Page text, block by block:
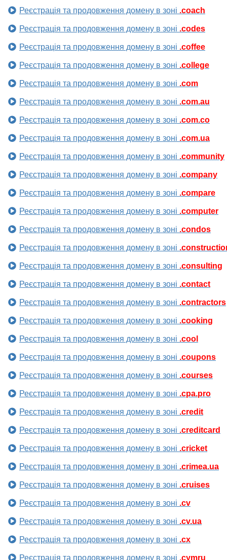
Реєстрація та продовження домену в зоні .coach
Реєстрація та продовження домену в зоні .codes
Реєстрація та продовження домену в зоні .coffee
Реєстрація та продовження домену в зоні .college
Реєстрація та продовження домену в зоні .com
Реєстрація та продовження домену в зоні .com.au
Реєстрація та продовження домену в зоні .com.co
Реєстрація та продовження домену в зоні .com.ua
Реєстрація та продовження домену в зоні .community
Реєстрація та продовження домену в зоні .company
Реєстрація та продовження домену в зоні .compare
Реєстрація та продовження домену в зоні .computer
Реєстрація та продовження домену в зоні .condos
Реєстрація та продовження домену в зоні
Реєстрація та продовження домену в зоні .consulting
Реєстрація та продовження домену в зоні .contact
Реєстрація та продовження домену в зоні .contractors
Реєстрація та продовження домену в зоні .cooking
Реєстрація та продовження домену в зоні .cool
Реєстрація та продовження домену в зоні .coupons
Реєстрація та продовження домену в зоні .courses
Реєстрація та продовження домену в зоні .cpa.pro
Реєстрація та продовження домену в зоні .credit
Реєстрація та продовження домену в зоні .creditcard
Реєстрація та продовження домену в зоні .cricket
Реєстрація та продовження домену в зоні .crimea.ua
Реєстрація та продовження домену в зоні .cruises
Реєстрація та продовження домену в зоні .cv
Реєстрація та продовження домену в зоні .cv.ua
Реєстрація та продовження домену в зоні .cx
Реєстрація та продовження домену в зоні .cymru